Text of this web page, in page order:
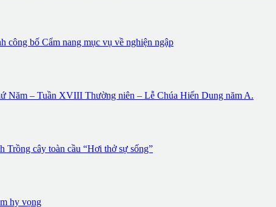
công bố Cẩm nang mục vụ về nghiện ngập
– Tuần XVIII Thường niên – Lễ Chúa Hiển Dung năm A.
Trồng cây toàn cầu “Hơi thở sự sống”
hy vọng